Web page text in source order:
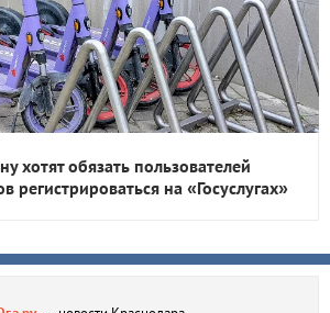
хотят обязать пользователей
регистрироваться на «Госуслугах»